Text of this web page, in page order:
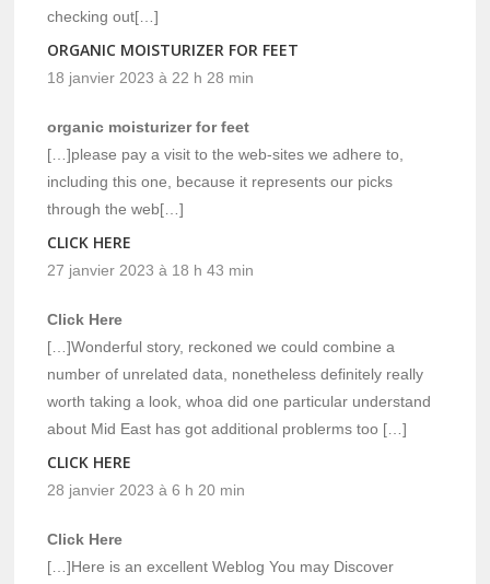
checking out[…]
ORGANIC MOISTURIZER FOR FEET
18 janvier 2023 à 22 h 28 min
organic moisturizer for feet
[…]please pay a visit to the web-sites we adhere to,
including this one, because it represents our picks
through the web[…]
CLICK HERE
27 janvier 2023 à 18 h 43 min
Click Here
[…]Wonderful story, reckoned we could combine a
number of unrelated data, nonetheless definitely really
worth taking a look, whoa did one particular understand
about Mid East has got additional problerms too […]
CLICK HERE
28 janvier 2023 à 6 h 20 min
Click Here
[…]Here is an excellent Weblog You may Discover